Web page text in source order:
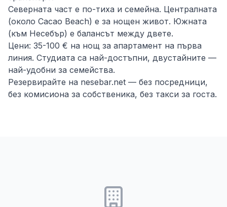
Северната част е по-тиха и семейна. Централната
(около Cacao Beach) е за нощен живот. Южната
(към Несебър) е балансът между двете.
Цени: 35-100 € на нощ за апартамент на първа
линия. Студиата са най-достъпни, двустайните —
най-удобни за семейства.
Резервирайте на nesebar.net — без посредници,
без комисиона за собственика, без такси за госта.